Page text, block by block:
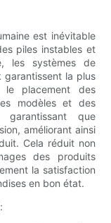
est inévitable
piles instables et
les systèmes de
garantissent la plus
le placement des
modèles et des
garantissant que
améliorant ainsi
Cela réduit non
des produits
la satisfaction
en bon état.